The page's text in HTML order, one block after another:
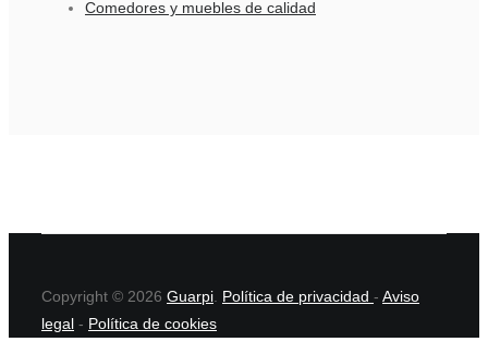
Comedores y muebles de calidad
Copyright © 2026 Guarpi Política de privacidad - Aviso
legal - Política de cookies